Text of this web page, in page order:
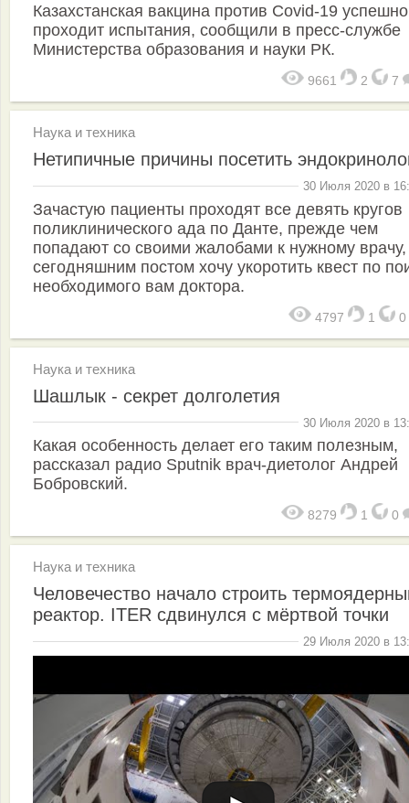
Казахстанская вакцина против Covid-19 успешно
проходит испытания, сообщили в пресс-службе
Министерства образования и науки РК.
9661 2 7
Наука и техника
Нетипичные причины посетить
30 Июля 2020 в
Зачастую пациенты проходят все девять кругов
поликлинического ада по Данте, прежде чем
попадают со своими жалобами к нужному
сегодняшним постом хочу укоротить квест по
необходимого вам доктора.
4797 1 0
Наука и техника
Шашлык - секрет долголетия
30 Июля 2020 в
Какая особенность делает его таким полезным,
рассказал радио Sputnik врач-диетолог Андрей
Бобровский.
8279 1 0
Наука и техника
Человечество начало строить
реактор. ITER сдвинулся с мёртвой точки
29 Июля 2020 в